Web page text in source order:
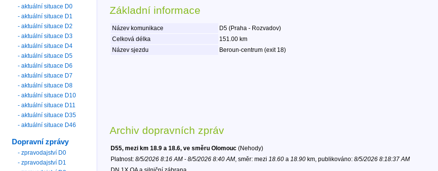
Základní informace
Název komunikace
D5 (Praha - Rozvadov)
Celková délka
151.00 km
Název sjezdu
Beroun-centrum (exit 18)
Archiv dopravních zpráv
D55, mezi km 18.9 a 18.6, ve směru Olomouc(Nehody)
Platnost: 8/5/2026 8:16 AM - 8/5/2026 8:40 AM, směr: mezi 18.60a 18.90km, publikováno: 8/5/2026 8:18:37 AM
- aktuální situace D0
- aktuální situace D1
- aktuální situace D2
- aktuální situace D3
- aktuální situace D4
- aktuální situace D5
- aktuální situace D6
- aktuální situace D7
- aktuální situace D8
- aktuální situace D10
- aktuální situace D11
- aktuální situace D35
- aktuální situace D46
Dopravní zprávy
- zpravodajství D0
- zpravodajství D1